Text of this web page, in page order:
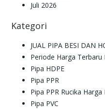
Juli 2026
Kategori
JUAL PIPA BESI DAN
Periode Harga Terbaru
Pipa HDPE
Pipa PPR
Pipa PPR Rucika
Pipa PVC